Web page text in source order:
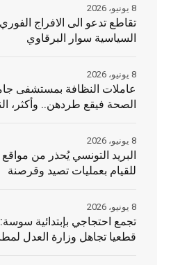
تقاطع تدعو الى الافراج
السياسية سوار البرقاوي
8 يونيو، 2026
عاملات النظافة بمستشفى
الصحة فيقع طردهن.. وأكثر،
8 يونيو، 2026
البريد التونسي يُحذر من
للقيام بعمليات تصيد وقرصنة
8 يونيو، 2026
تجمع احتجاجي بإبتدائية
قطعيا تجاهل وزارة العدل
8 يونيو، 2026